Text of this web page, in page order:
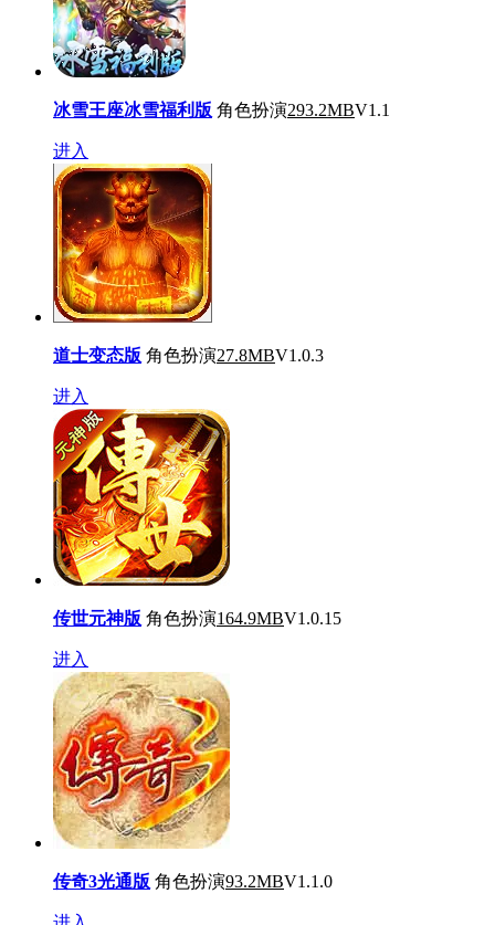
冰雪王座冰雪福利版 角色扮演293.2MBV1.1
进入
道士变态版 角色扮演27.8MBV1.0.3
进入
传世元神版 角色扮演164.9MBV1.0.15
进入
传奇3光通版 角色扮演93.2MBV1.1.0